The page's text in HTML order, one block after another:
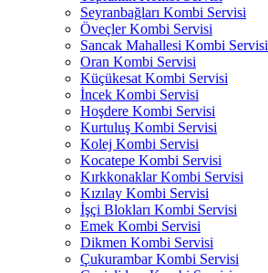
Seyranbağları Kombi Servisi
Öveçler Kombi Servisi
Sancak Mahallesi Kombi Servisi
Oran Kombi Servisi
Küçükesat Kombi Servisi
İncek Kombi Servisi
Hoşdere Kombi Servisi
Kurtuluş Kombi Servisi
Kolej Kombi Servisi
Kocatepe Kombi Servisi
Kırkkonaklar Kombi Servisi
Kızılay Kombi Servisi
İşçi Blokları Kombi Servisi
Emek Kombi Servisi
Dikmen Kombi Servisi
Çukurambar Kombi Servisi